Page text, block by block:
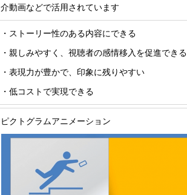
介動画などで活用されています
・ストーリー性のある内容にできる
・親しみやすく、視聴者の感情移入を促進できる
・表現力が豊かで、印象に残りやすい
・低コストで実現できる
ピクトグラムアニメーション